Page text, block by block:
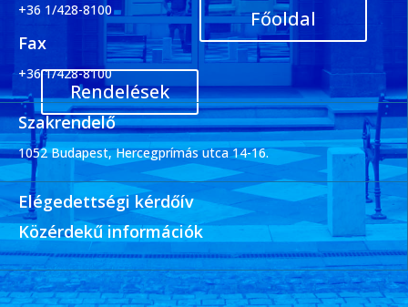
Főoldal
Rendelések
+36 1/428-8100
Fax
+36 1/428-8100
Szakrendelő
1052 Budapest, Hercegprímás utca 14-16.
Elégedettségi kérdőív
Közérdekű információk